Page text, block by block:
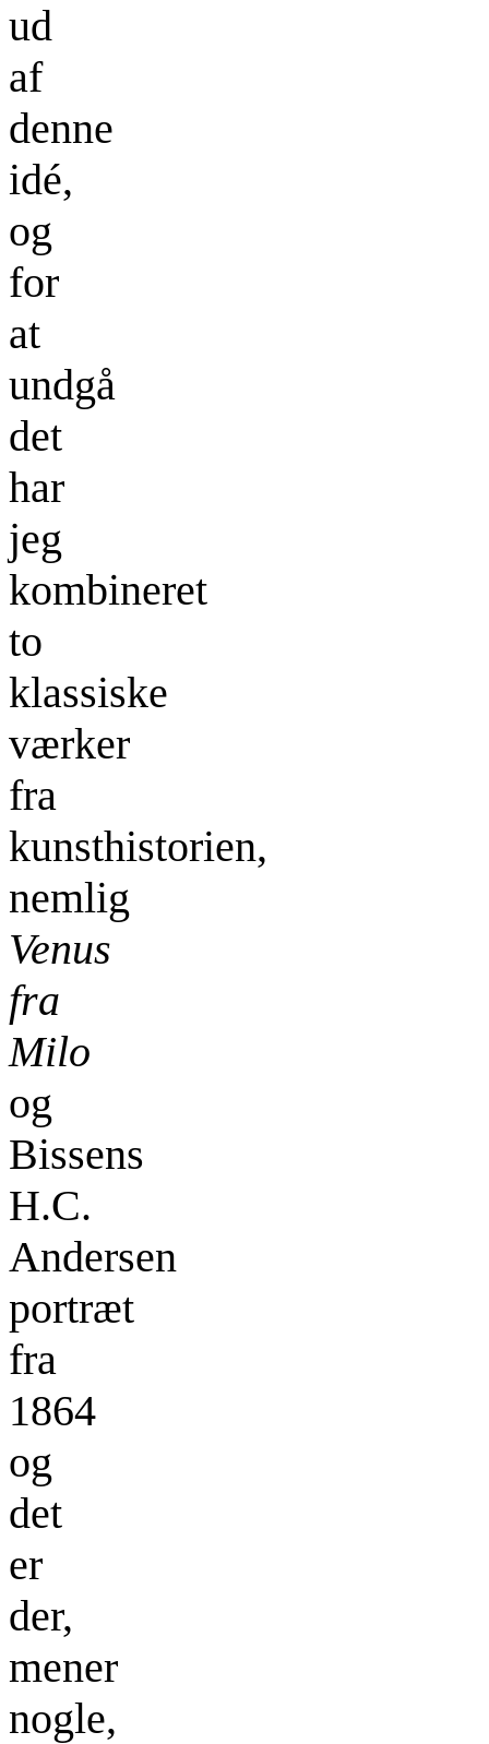
ud
af
denne
idé,
og
for
at
undgå
det
har
jeg
kombineret
to
klassiske
værker
fra
kunsthistorien,
nemlig
Venus
fra
Milo
og
Bissens
H.C.
Andersen
portræt
fra
1864
og
det
er
der,
mener
nogle,